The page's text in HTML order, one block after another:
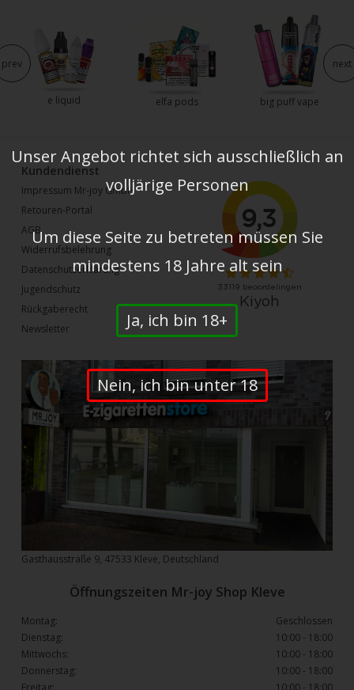
e liquid elfa pods big puff vape
prev next
Kundendienst
Impressum Mr-joy GmbH
Retouren-Portal
AGB
Widerrufsbelehrung
Datenschutzerklärung
Jugendschutz
Rückgaberecht
Newsletter
Gasthausstraße 9, 47533 Kleve, Deutschland
Öffnungszeiten Mr-joy Shop Kleve
Montag:
Geschlossen
Dienstag:
10:00 - 18:00
Mittwochs:
10:00 - 18:00
Donnerstag:
10:00 - 18:00
Unser Angebot richtet sich ausschließlich an
volljärige Personen
Um diese Seite zu betreten müssen Sie
mindestens 18 Jahre alt sein
Ja, ich bin 18+
Nein, ich bin unter 18